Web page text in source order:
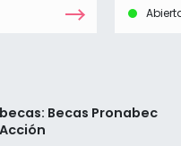
Becas Pronabec